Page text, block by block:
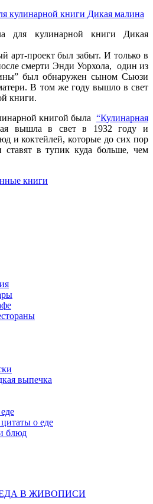
арт-проект был забыт. И только в
смерти Энди Уорхола, один из
был обнаружен сыном Сьюзи
В том же году вышло в свет
книги.
книгой была “Кулинарная
вышла в свет в 1932 году и
и коктейлей, которые до сих пор
в тупик куда больше, чем
книги
выпечка
o еде
блюд